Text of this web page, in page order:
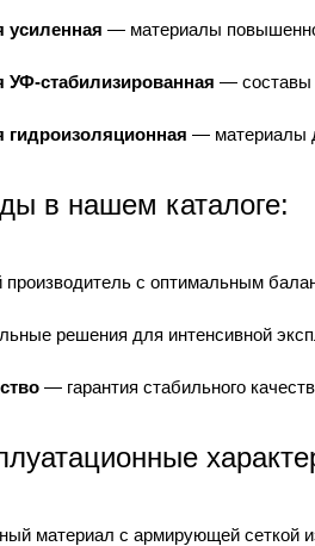
усиленная — материалы
УФ-стабилизированная — составы
гидроизоляционная — материалы
в нашем каталоге:
с оптимальным
решения для интенсивной
— гарантия стабильного
материал с армирующей сеткой